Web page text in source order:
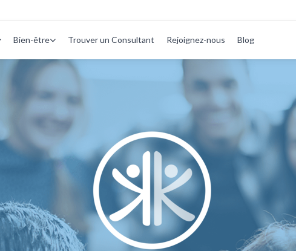
Bien-être Trouver un Consultant Rejoignez-nous Blog